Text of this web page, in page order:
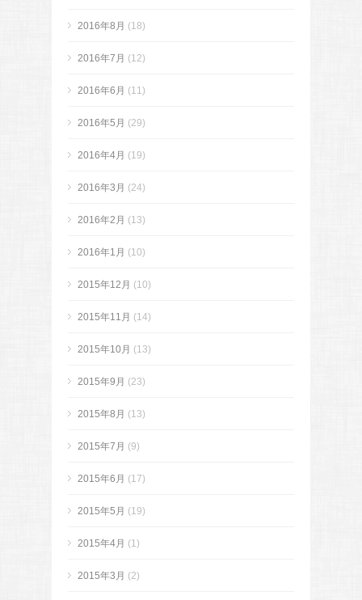
2016年8月 (18)
2016年7月 (12)
2016年6月 (11)
2016年5月 (29)
2016年4月 (19)
2016年3月 (24)
2016年2月 (13)
2016年1月 (10)
2015年12月 (10)
2015年11月 (14)
2015年10月 (13)
2015年9月 (23)
2015年8月 (13)
2015年7月 (9)
2015年6月 (17)
2015年5月 (19)
2015年4月 (1)
2015年3月 (2)